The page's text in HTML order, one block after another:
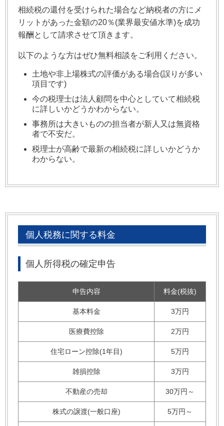
相続税の還付を受けられた場合など納税者の方にメ
リットがあった金額の20％(業界最安値水準)を成功
報酬として請求させて頂きます。
以下のような方はぜひ無料相談をご利用ください。
土地や非上場株式の評価がある場合(誤りが多い
項目です)
今の税理士は法人顧問を中心としていて相続税
に詳しいかどうかわからない。
事務所は大きいものの担当者が新人又は無資格
者で不安だ。
税理士が高齢で最新の相続税に詳しいかどうか
わからない。
個人税務に関する料金
個人所得税の確定申告
申告内容 料金(税抜)
基本料金 3万円
医療費控除 2万円
住宅ローン控除(1年目) 5万円
雑損控除 3万円
不動産の売却 30万円～
株式の譲渡(一般口座) 5万円～